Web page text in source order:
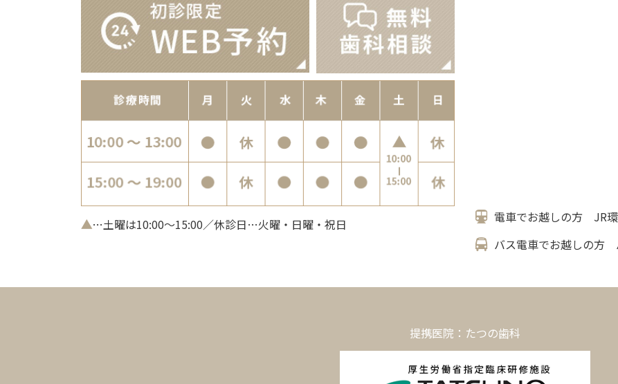
▲…土曜は10:00～15:00／休診日…火曜・日曜・祝日
電車でお越しの方 JR
バス電車でお越しの方
提携医院：たつの歯科